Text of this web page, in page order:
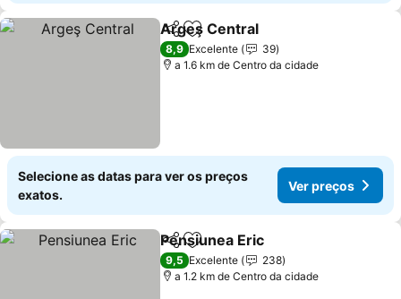
PartilharAdicionar aos favoritos
Argeş Central
8,9 Excelente
39
a 1.6 km de Centro da cidade
Selecione as datas para ver os preços
exatos.
Ver preços
PartilharAdicionar aos favoritos
Pensiunea Eric
9,5 Excelente
238
a 1.2 km de Centro da cidade